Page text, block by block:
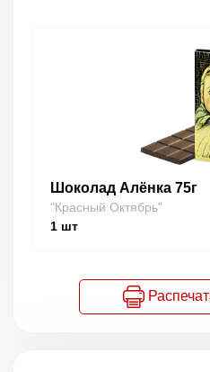
Шоколад Алёнка 75г
"Красный Октябрь"
1 шт